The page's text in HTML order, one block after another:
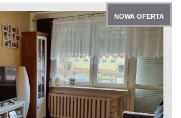
NOWA OFERTA